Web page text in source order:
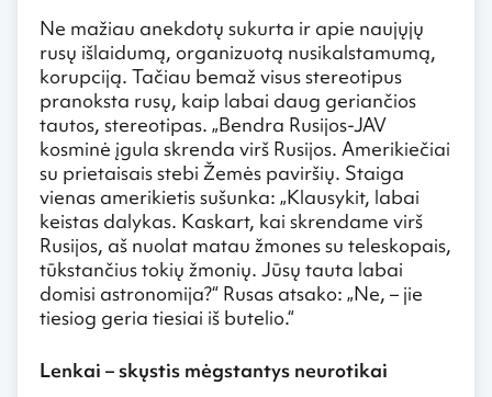
Ne mažiau anekdotų sukurta ir apie naujųjų
rusų išlaidumą, organizuotą nusikalstamumą,
korupciją. Tačiau bemaž visus stereotipus
pranoksta rusų, kaip labai daug geriančios
tautos, stereotipas. „Bendra Rusijos-JAV
kosminė įgula skrenda virš Rusijos. Amerikiečiai
su prietaisais stebi Žemės paviršių. Staiga
vienas amerikietis sušunka: „Klausykit, labai
keistas dalykas. Kaskart, kai skrendame virš
Rusijos, aš nuolat matau žmones su teleskopais,
tūkstančius tokių žmonių. Jūsų tauta labai
domisi astronomija?“ Rusas atsako: „Ne, – jie
tiesiog geria tiesiai iš butelio.“
Lenkai – skųstis mėgstantys neurotikai